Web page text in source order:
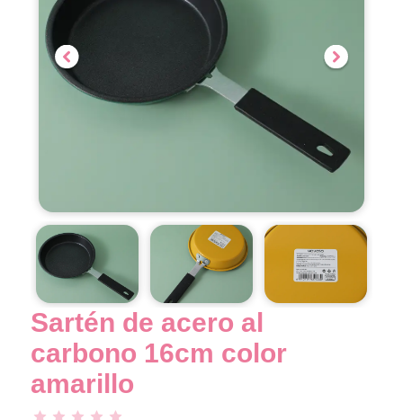
Sartén de acero al
carbono 16cm color
amarillo